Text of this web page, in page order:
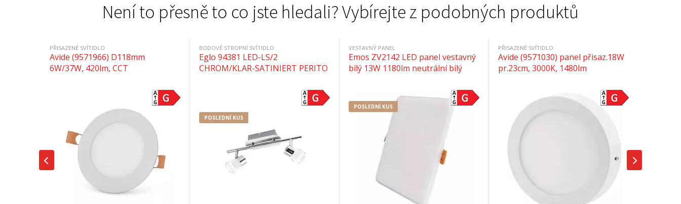
Není to přesně to co jste hledali? Vybírejte z podobných produktů
PŘISAZENÉ SVÍTIDLO
Avide (9571966) D118mm
6W/37W, 420lm, CCT
BODOVÉ STROPNÍ SVÍTIDLO
Eglo 94381 LED-LS/2
CHROM/KLAR-SATINIERT PERITO
POSLEDNÍ KUS
VESTAVNÝ PANEL
Emos ZV2142 LED panel vestavný
bílý 13W 1180lm neutrální bílý
POSLEDNÍ KUS
PŘISAZENÉ SVÍTIDLO
Avide (9571030) panel přisaz.18W
pr.23cm, 3000K, 1480lm